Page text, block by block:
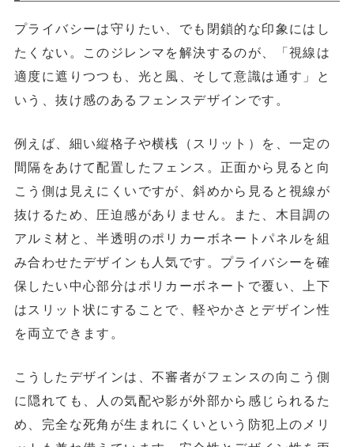
プライバシーは守りたい、でも閉鎖的な印象にはし
たくない。このジレンマを解決するのが、「視線は
適度に遮りつつも、光と風、そして意識は通す」と
いう、抜け感のあるフェンスデザインです。
例えば、 細い縦格子や横桟（スリット）を、一定の
間隔をあけて配置したフェンス。正面から見ると向
こう側は見えにくいですが、斜めから見ると視線が
抜けるため、圧迫感がありません。また、木目調の
アルミ材と、半透明のポリカーボネートパネルを組
み合わせたデザインも人気です。プライバシーを確
保したい中心部分はポリカーボネートで覆い、上下
はスリット状にすることで、軽やかさとデザイン性
を両立できます。
こうしたデザインは、不審者がフェンスの向こう側
に隠れても、人の気配や影が外部から感じられるた
め、完全な死角が生まれにくいという防犯上のメリ